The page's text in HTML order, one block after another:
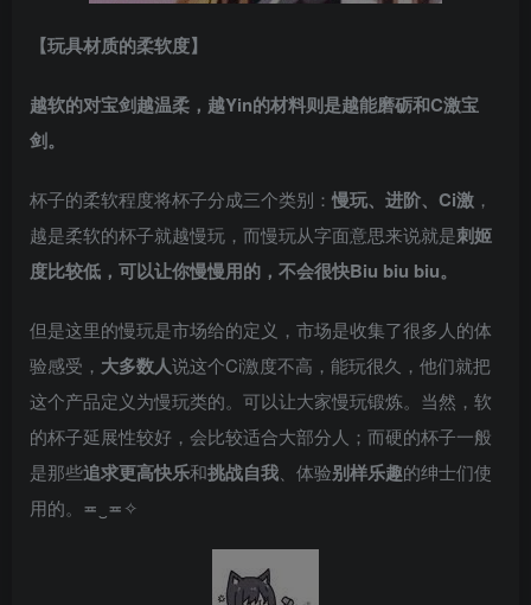
【玩具材质的柔软度】
越软的对宝剑越温柔，越Yin的材料则是越能磨砺和C激宝
剑。
杯子的柔软程度将杯子分成三个类别： 慢玩、进阶、Ci激 ，
越是柔软的杯子就越慢玩，而慢玩从字面意思来说就是刺姬
度比较低，可以让你慢慢用的，不会很快Biu biu biu。
但是这里的慢玩是市场给的定义，市场是收集了很多人的体
验感受， 大多数人说这个Ci激度不高，能玩很久，他们就把
这个产品定义为慢玩类的。可以让大家慢玩锻炼。当然，软
的杯子延展性较好，会比较适合大部分人；而硬的杯子一般
是那些追求更高快乐和挑战自我 、体验别样乐趣的绅士们使
用的。≖‿≖✧